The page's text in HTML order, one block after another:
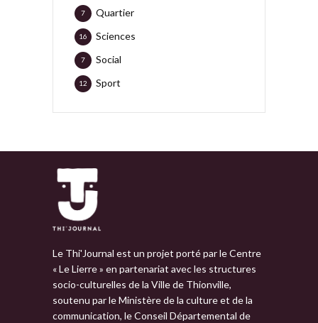
Quartier
7
Sciences
16
Social
7
Sport
12
Le Thi'Journal est un projet porté par le Centre
« Le Lierre » en partenariat avec les structures
socio-culturelles de la Ville de Thionville,
soutenu par le Ministère de la culture et de la
communication, le Conseil Départemental de